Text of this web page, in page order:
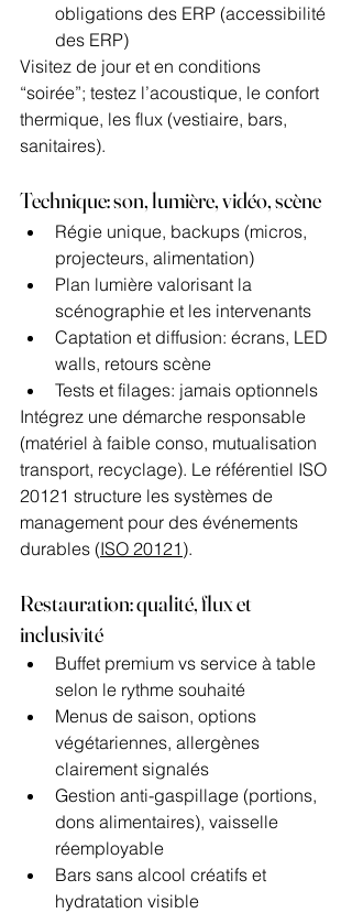
obligations des ERP (accessibilité
des ERP)
Visitez de jour et en conditions
“soirée”; testez l’acoustique, le confort
thermique, les flux (vestiaire, bars,
sanitaires).
Technique: son, lumière, vidéo, scène
Régie unique, backups (micros,
projecteurs, alimentation)
Plan lumière valorisant la
scénographie et les intervenants
Captation et diffusion: écrans, LED
walls, retours scène
Tests et filages: jamais optionnels
Intégrez une démarche responsable
(matériel à faible conso, mutualisation
transport, recyclage). Le référentiel ISO
20121 structure les systèmes de
management pour des événements
durables (ISO 20121 ).
Restauration: qualité, flux et
inclusivité
Buffet premium vs service à table
selon le rythme souhaité
Menus de saison, options
végétariennes, allergènes
clairement signalés
Gestion anti-gaspillage (portions,
dons alimentaires), vaisselle
réemployable
Bars sans alcool créatifs et
hydratation visible